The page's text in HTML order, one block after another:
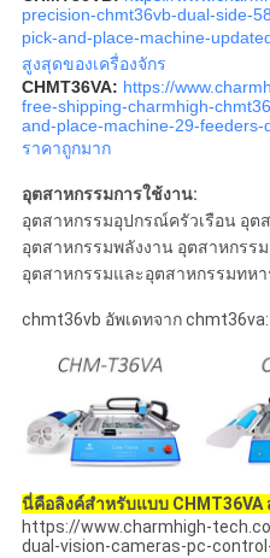
precision-chmt36vb-dual-side-
pick-and-place-machine-
สูงสุดของเครื่องจักร
CHMT36VA: https://
free-shipping-charmhigh-
and-place-machine-29-
ราคาถูกมาก
อุตสาหกรรมการใช้งาน:
อุตสาหกรรมอุปกรณ์ครัวเรือน อุต
อุตสาหกรรมพลังงาน อุตสาหกรรม
อุตสาหกรรมและอุตสาหกรรมทห
chmt36vb อัพเดทจาก chmt36va:
นี่คือลิงค์สําหรับแบบ
https://www.charmhigh-
dual-vision-cameras-pc-